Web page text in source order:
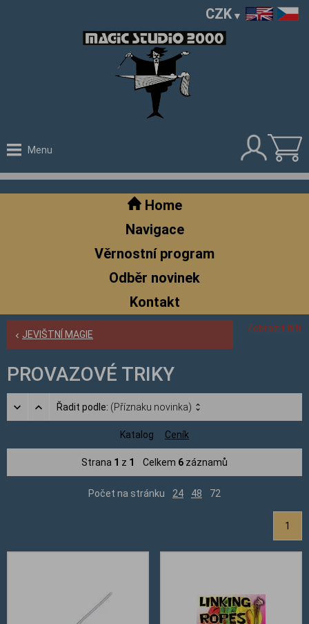
CZK
Menu
Home
Navigace
Věrnostní program
Odběr novinek
Kontakt
Zobrazit filtr
JEVIŠTNÍ MAGIE
PROVAZOVÉ TRIKY
Řadit podle: (Příznaku novinka)
Katalog Ceník
Strana 1 z 1 Celkem 6 záznamů
Počet na stránku 24 48 72
1